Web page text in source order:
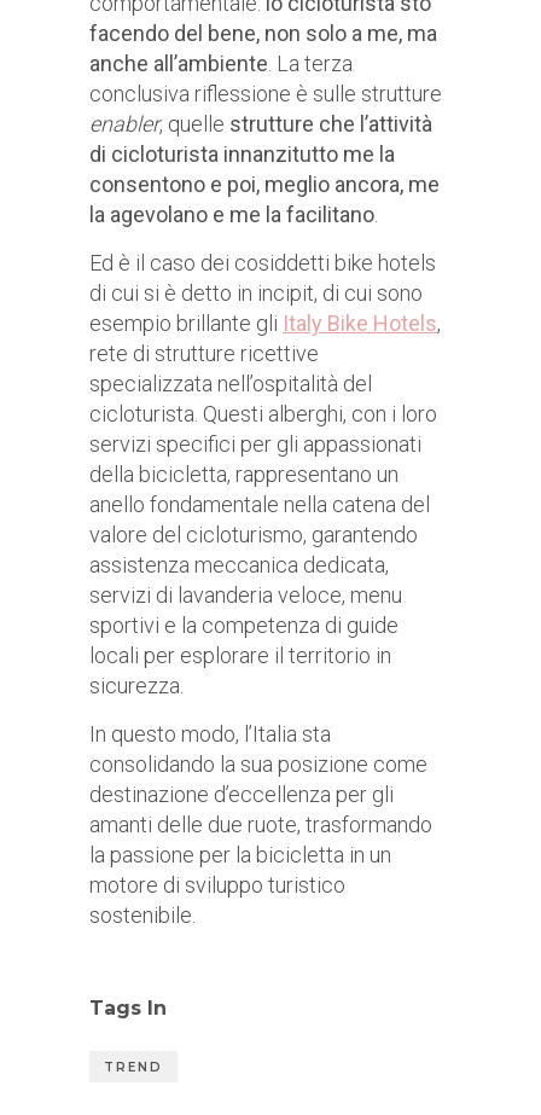
facendo del bene, non solo a me, ma
anche all’ambiente . La terza
conclusiva riflessione è sulle strutture
enabler, quelle strutture che l’attività
di cicloturista innanzitutto me la
consentono e poi, meglio ancora, me
la agevolano e me la facilitano
Ed è il caso dei cosiddetti bike hotels
di cui si è detto in incipit, di cui sono
esempio brillante gli Italy Bike Hotels,
rete di strutture ricettive
specializzata nell’ospitalità del
cicloturista. Questi alberghi, con i loro
servizi specifici per gli appassionati
della bicicletta, rappresentano un
anello fondamentale nella catena del
valore del cicloturismo, garantendo
assistenza meccanica dedicata,
servizi di lavanderia veloce, menu
sportivi e la competenza di guide
locali per esplorare il territorio in
sicurezza.
In questo modo, l’Italia sta
consolidando la sua posizione come
destinazione d’eccellenza per gli
amanti delle due ruote, trasformando
la passione per la bicicletta in un
motore di sviluppo turistico
sostenibile.
Tags In
TREND